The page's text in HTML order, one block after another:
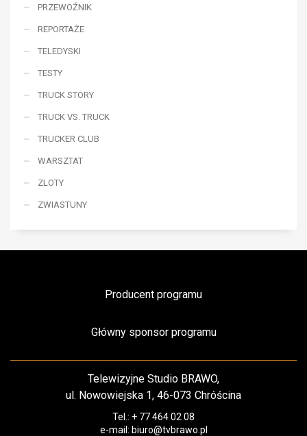
PRZEWOŹNIK
REPORTAŻE
TELEDYSKI
TESTY
TRUCK STORY
TRUCK VS. TRUCK
TRUCKER CLUB
WARSZTAT
ZLOTY
ZWIASTUNY
Producent programu
Główny sponsor programu
Telewizyjne Studio BRAWO,
ul. Nowowiejska 1, 46-073 Chróścina
Tel.: + 77 464 02 08
e-mail: biuro@tvbrawo.pl